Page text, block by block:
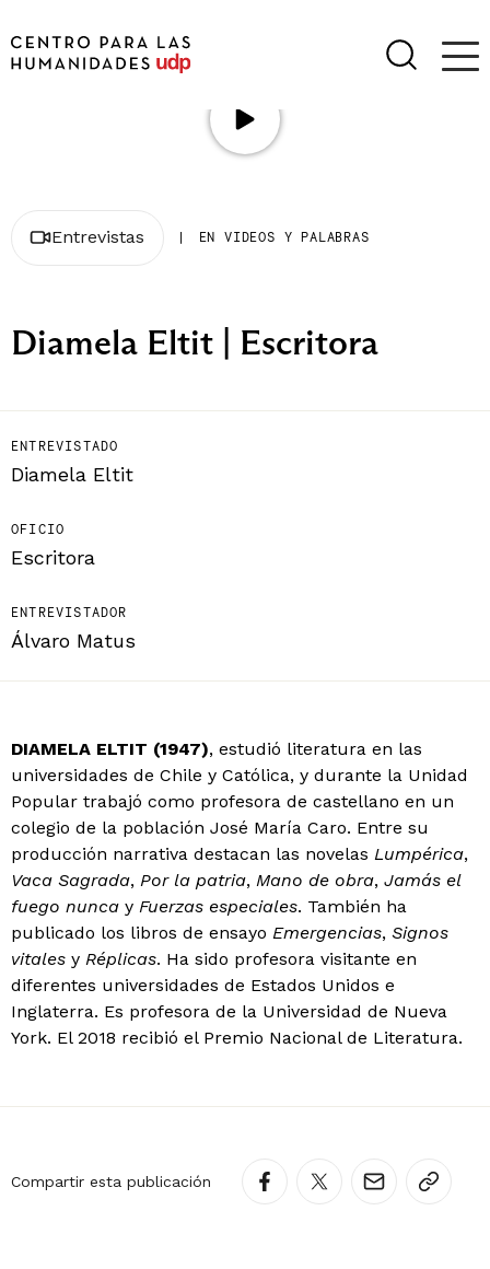
Entrevistas | EN VIDEOS Y PALABRAS
Diamela Eltit | Escritora
ENTREVISTADO
Diamela Eltit
OFICIO
Escritora
ENTREVISTADOR
Álvaro Matus
DIAMELA ELTIT (1947), estudió literatura en las
universidades de Chile y Católica, y durante la Unidad
Popular trabajó como profesora de castellano en un
colegio de la población José María Caro. Entre su
producción narrativa destacan las novelas Lumpérica,
Vaca Sagrada, Por la patria, Mano de obra, Jamás el
fuego nunca y Fuerzas especiales. También ha
publicado los libros de ensayo Emergencias, Signos
vitales y Réplicas. Ha sido profesora visitante en
diferentes universidades de Estados Unidos e
Inglaterra. Es profesora de la Universidad de Nueva
York. El 2018 recibió el Premio Nacional de Literatura.
Compartir esta publicación